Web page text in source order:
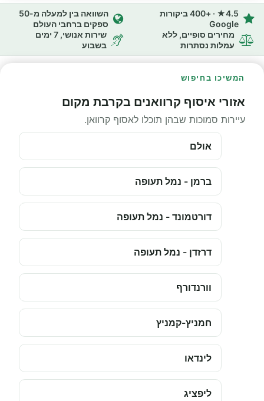
4.5★ · +400 ביקורות
Google
השוואה בין למעלה מ-50
ספקים ברחבי העולם
מחירים סופיים, ללא
עמלות נסתרות
שירות אנושי, 7 ימים
בשבוע
המשיכו בחיפוש
אזורי איסוף קרוואנים בקרבת מקום
עיירות סמוכות שבהן תוכלו לאסוף קרוואן.
אולם
ברמן - נמל תעופה
דורטמונד - נמל תעופה
דרזדן - נמל תעופה
וורנדורף
חמניץ-קמניץ
לינדאו
ליפציג